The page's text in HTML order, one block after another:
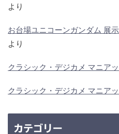
より
お台場ユニコーンガンダム 展
より
クラシック・デジカメ マニア
クラシック・デジカメ マニア
カテゴリー